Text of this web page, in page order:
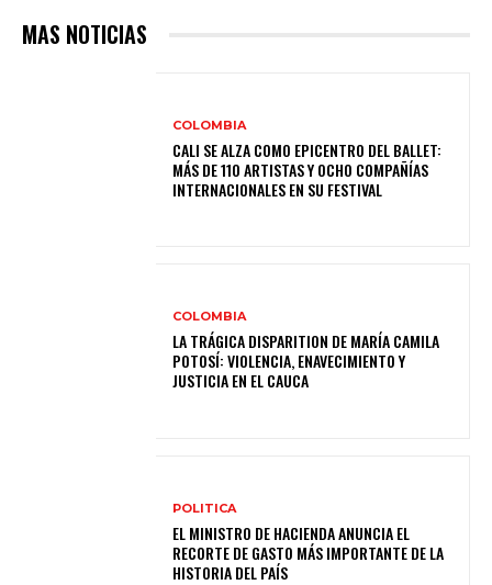
MAS NOTICIAS
COLOMBIA
CALI SE ALZA COMO EPICENTRO DEL BALLET:
MÁS DE 110 ARTISTAS Y OCHO COMPAÑÍAS
INTERNACIONALES EN SU FESTIVAL
COLOMBIA
LA TRÁGICA DISPARITION DE MARÍA CAMILA
POTOSÍ: VIOLENCIA, ENAVECIMIENTO Y
JUSTICIA EN EL CAUCA
POLITICA
EL MINISTRO DE HACIENDA ANUNCIA EL
RECORTE DE GASTO MÁS IMPORTANTE DE LA
HISTORIA DEL PAÍS